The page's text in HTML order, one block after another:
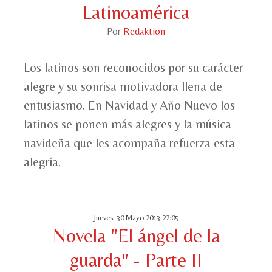
Latinoamérica
Por Redaktion
Los latinos son reconocidos por su carácter
alegre y su sonrisa motivadora llena de
entusiasmo. En Navidad y Año Nuevo los
latinos se ponen más alegres y la música
navideña que les acompaña refuerza esta
alegría.
Jueves, 30 Mayo 2013 22:05
Novela "El ángel de la
guarda" - Parte II